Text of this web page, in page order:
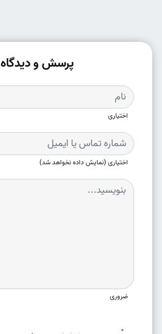
پرسش و
اختیاری
اختیاری (نمایش داده نخواهد شد)
ضروری